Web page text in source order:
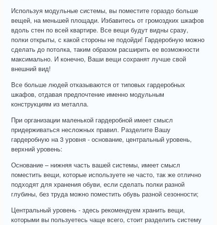
Используя модульные системы, вы поместите гораздо больше
вещей, на меньшей площади. Избавитесь от громоздких шкафов
вдоль стен по всей квартире. Все вещи будут видны сразу,
полки открыты, с какой стороны не подойди! Гардеробную можно
сделать до потолка, таким образом расширить ее возможности
максимально. И конечно, Ваши вещи сохранят лучше свой
внешний вид!
Все больше людей отказываются от типовых гардеробных
шкафов, отдавая предпочтение именно модульным
конструкциям из металла.
При организации маленькой гардеробной имеет смысл
придерживаться несложных правил. Разделите Вашу
гардеробную на 3 уровня - основание, центральный уровень,
верхний уровень:
Основание – нижняя часть вашей системы, имеет смысл
поместить вещи, которые используете не часто, так же отлично
подходят для хранения обуви, если сделать полки разной
глубины, без труда можно поместить обувь разной сезонности;
Центральный уровень - здесь рекомендуем хранить вещи,
которыми вы пользуетесь чаще всего, стоит разделить систему